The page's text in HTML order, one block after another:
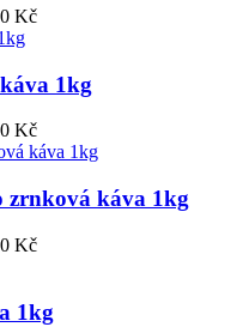
Kč
1kg
Kč
zrnková káva 1kg
Kč
1kg